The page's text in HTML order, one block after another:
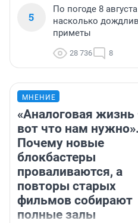
5
По погоде 8
насколько
приметы
28 736 8
МНЕНИЕ
«Аналоговая
вот что нам нужно».
Почему новые
блокбастеры
проваливаются, а
повторы старых
фильмов собирают
полные залы